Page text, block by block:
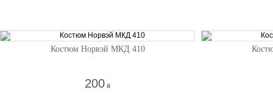
Костюм Норвэй МКД 410
200 a